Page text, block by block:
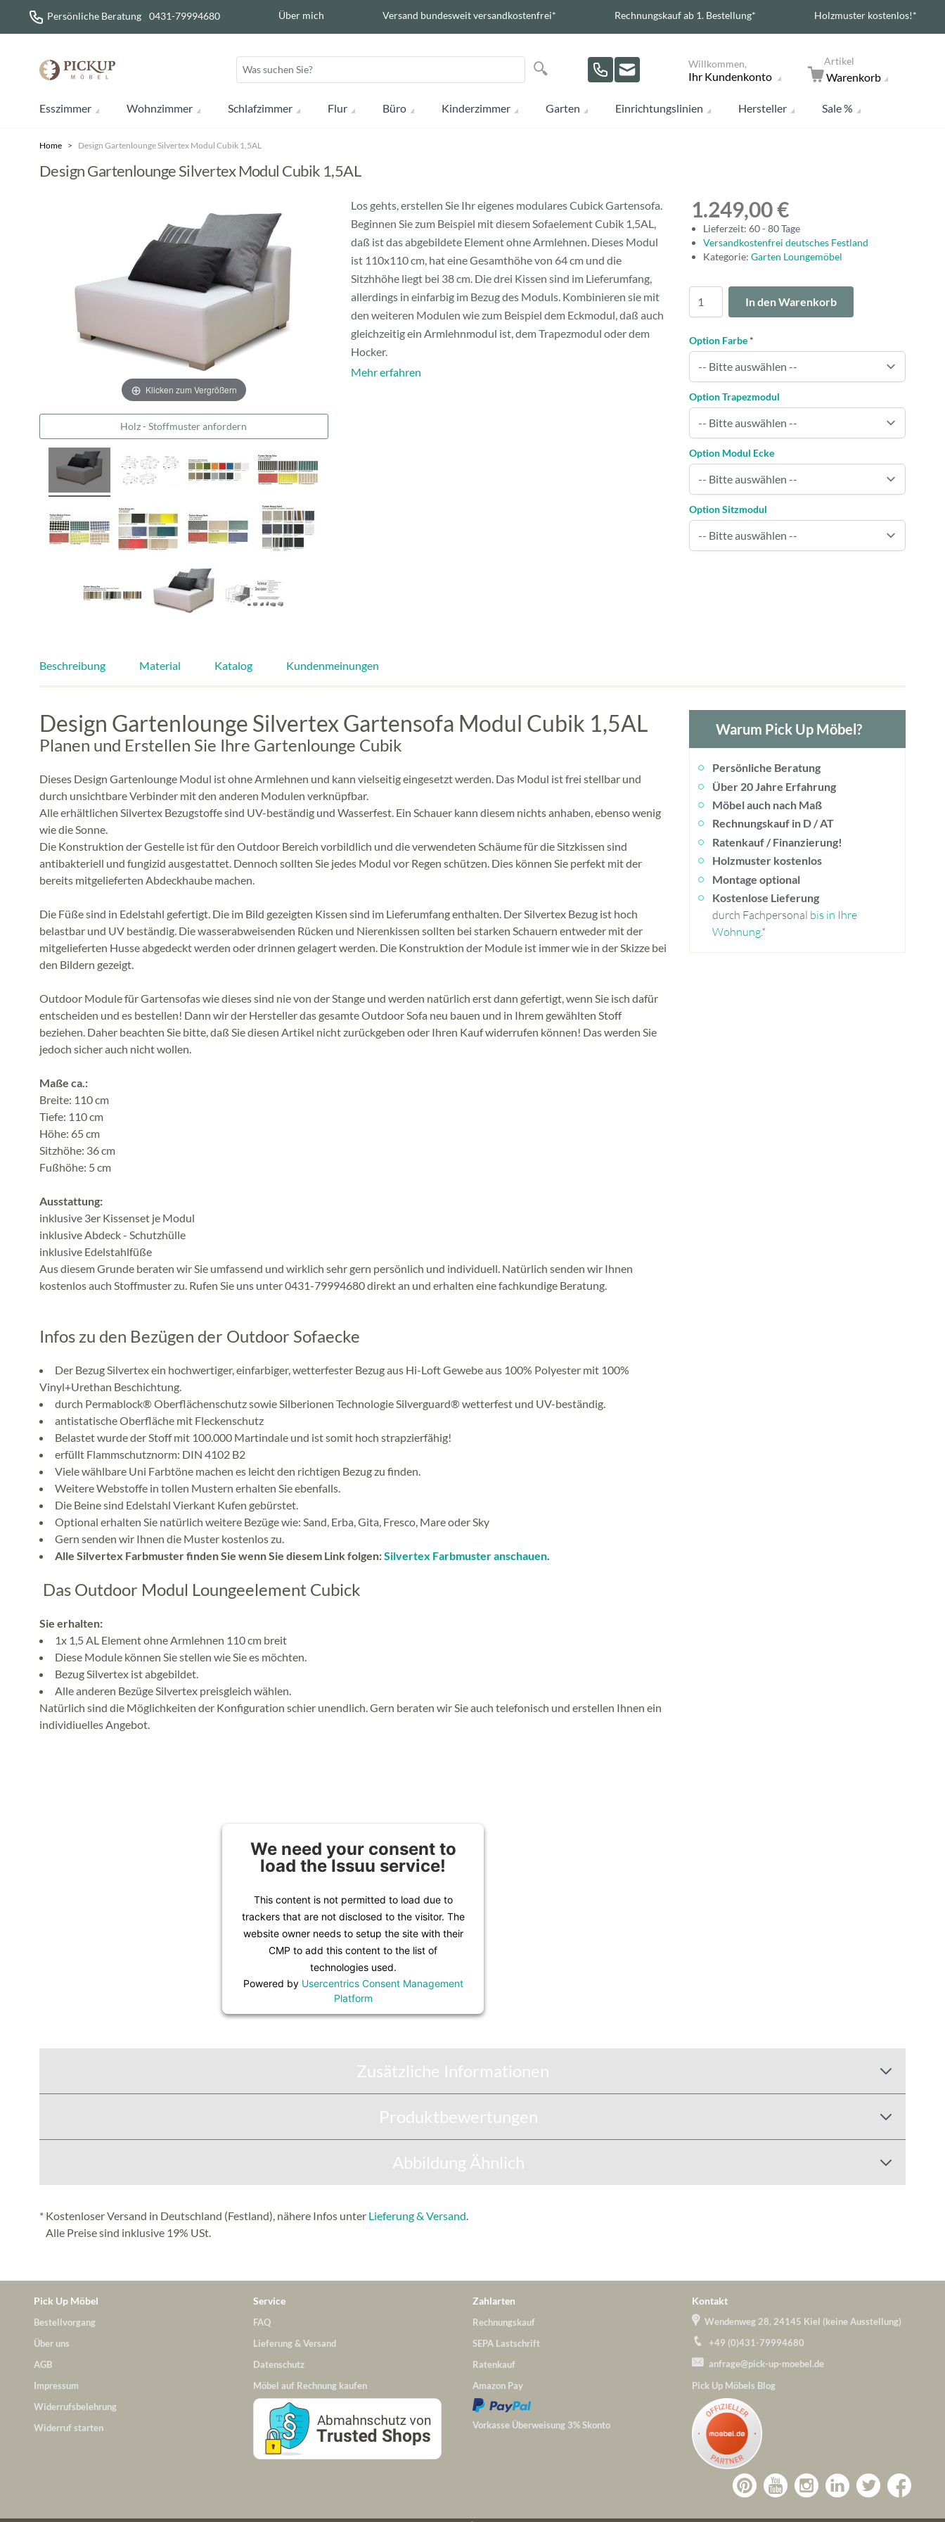
Direkt zum Inhalt
Persönliche Beratung 0431-79994680 Über mich Versand bundesweit versandkostenfrei* Rechnungskauf ab 1. Bestellung* Holzmuster kostenlos!*
Suche
Suche Willkommen,
Ihr Kundenkonto
Artikel
Warenkorb
Esszimmer Wohnzimmer Schlafzimmer Flur Büro Kinderzimmer Garten Einrichtungslinien Hersteller Sale %
Home > Design Gartenlounge Silvertex Modul Cubik 1,5AL
Design Gartenlounge Silvertex Modul Cubik 1,5AL
Klicken zum Vergrößern
Holz - Stoffmuster anfordern
Los gehts, erstellen Sie Ihr eigenes modulares Cubick Gartensofa.
Beginnen Sie zum Beispiel mit diesem Sofaelement Cubik 1,5AL,
daß ist das abgebildete Element ohne Armlehnen. Dieses Modul
ist 110x110 cm, hat eine Gesamthöhe von 64 cm und die
Sitzhhöhe liegt bei 38 cm. Die drei Kissen sind im Lieferumfang,
allerdings in einfarbig im Bezug des Moduls. Kombinieren sie mit
den weiteren Modulen wie zum Beispiel dem Eckmodul, daß auch
gleichzeitig ein Armlehnmodul ist, dem Trapezmodul oder dem
Hocker.
Mehr erfahren
1.249,00 €
Lieferzeit: 60 - 80 Tage
Versandkostenfrei deutsches Festland
Kategorie: Garten Loungemöbel
In den Warenkorb
Option Farbe *
Option Trapezmodul
Option Modul Ecke
Option Sitzmodul
Beschreibung Material Katalog Kundenmeinungen
Design Gartenlounge Silvertex Gartensofa Modul Cubik 1,5AL
Planen und Erstellen Sie Ihre Gartenlounge Cubik
Dieses Design Gartenlounge Modul ist ohne Armlehnen und kann vielseitig eingesetzt werden. Das Modul ist frei stellbar und
durch unsichtbare Verbinder mit den anderen Modulen verknüpfbar.
Alle erhältlichen Silvertex Bezugstoffe sind UV-beständig und Wasserfest. Ein Schauer kann diesem nichts anhaben, ebenso wenig
wie die Sonne.
Die Konstruktion der Gestelle ist für den Outdoor Bereich vorbildlich und die verwendeten Schäume für die Sitzkissen sind
antibakteriell und fungizid ausgestattet. Dennoch sollten Sie jedes Modul vor Regen schützen. Dies können Sie perfekt mit der
bereits mitgelieferten Abdeckhaube machen.
Die Füße sind in Edelstahl gefertigt. Die im Bild gezeigten Kissen sind im Lieferumfang enthalten. Der Silvertex Bezug ist hoch
belastbar und UV beständig. Die wasserabweisenden Rücken und Nierenkissen sollten bei starken Schauern entweder mit der
mitgelieferten Husse abgedeckt werden oder drinnen gelagert werden. Die Konstruktion der Module ist immer wie in der Skizze bei
den Bildern gezeigt.
Outdoor Module für Gartensofas wie dieses sind nie von der Stange und werden natürlich erst dann gefertigt, wenn Sie isch dafür
entscheiden und es bestellen! Dann wir der Hersteller das gesamte Outdoor Sofa neu bauen und in Ihrem gewählten Stoff
beziehen. Daher beachten Sie bitte, daß Sie diesen Artikel nicht zurückgeben oder Ihren Kauf widerrufen können! Das werden Sie
jedoch sicher auch nicht wollen.
Maße ca.:
Breite: 110 cm
Tiefe: 110 cm
Höhe: 65 cm
Sitzhöhe: 36 cm
Fußhöhe: 5 cm
Ausstattung:
inklusive 3er Kissenset je Modul
inklusive Abdeck - Schutzhülle
inklusive Edelstahlfüße
Aus diesem Grunde beraten wir Sie umfassend und wirklich sehr gern persönlich und individuell. Natürlich senden wir Ihnen
kostenlos auch Stoffmuster zu. Rufen Sie uns unter 0431-79994680 direkt an und erhalten eine fachkundige Beratung.
Infos zu den Bezügen der Outdoor Sofaecke
Der Bezug Silvertex ein hochwertiger, einfarbiger, wetterfester Bezug aus Hi-Loft Gewebe aus 100% Polyester mit 100%
Vinyl+Urethan Beschichtung.
durch Permablock® Oberflächenschutz sowie Silberionen Technologie Silverguard® wetterfest und UV-beständig.
antistatische Oberfläche mit Fleckenschutz
Belastet wurde der Stoff mit 100.000 Martindale und ist somit hoch strapzierfähig!
erfüllt Flammschutznorm: DIN 4102 B2
Viele wählbare Uni Farbtöne machen es leicht den richtigen Bezug zu finden.
Weitere Webstoffe in tollen Mustern erhalten Sie ebenfalls.
Die Beine sind Edelstahl Vierkant Kufen gebürstet.
Optional erhalten Sie natürlich weitere Bezüge wie: Sand, Erba, Gita, Fresco, Mare oder Sky
Gern senden wir Ihnen die Muster kostenlos zu.
Alle Silvertex Farbmuster finden Sie wenn Sie diesem Link folgen:Silvertex Farbmuster anschauen.
Das Outdoor Modul Loungeelement Cubick
Sie erhalten:
1x 1,5 AL Element ohne Armlehnen 110 cm breit
Diese Module können Sie stellen wie Sie es möchten.
Bezug Silvertex ist abgebildet.
Alle anderen Bezüge Silvertex preisgleich wählen.
Natürlich sind die Möglichkeiten der Konfiguration schier unendlich. Gern beraten wir Sie auch telefonisch und erstellen Ihnen ein
individiuelles Angebot.
We need your consent to
load the Issuu service!
This content is not permitted to load due to
trackers that are not disclosed to the visitor. The
website owner needs to setup the site with their
CMP to add this content to the list of
technologies used.
Powered by Usercentrics Consent Management
Platform
Warum Pick Up Möbel?
Persönliche Beratung
Über 20 Jahre Erfahrung
Möbel auch nach Maß
Rechnungskauf in D / AT
Ratenkauf / Finanzierung!
Holzmuster kostenlos
Montage optional
Kostenlose Lieferung
durch Fachpersonal bis in Ihre
Wohnung.*
Zusätzliche Informationen
Produktbewertungen
Abbildung Ähnlich
* Kostenloser Versand in Deutschland (Festland), nähere Infos unter Lieferung & Versand.
Alle Preise sind inklusive 19% USt.
Pick Up Möbel
Bestellvorgang
Über uns
AGB
Impressum
Widerrufsbelehrung
Widerruf starten
Service
FAQ
Lieferung & Versand
Datenschutz
Möbel auf Rechnung kaufen
Zahlarten
Rechnungskauf
SEPA Lastschrift
Ratenkauf
Amazon Pay
Vorkasse Überweisung 3% Skonto
Kontakt
Wendenweg 28, 24145 Kiel (keine Ausstellung)
+49 (0)431-79994680
anfrage@pick-up-moebel.de
Pick Up Möbels Blog
Zu Zu Zu Zu Pick-